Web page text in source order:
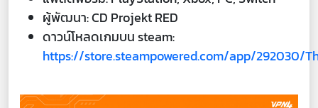
ผู้พัฒนา: CD Projekt RED
ดาวน์โหลดเกมบน steam:
https://store.steampowered.com/app/292030/